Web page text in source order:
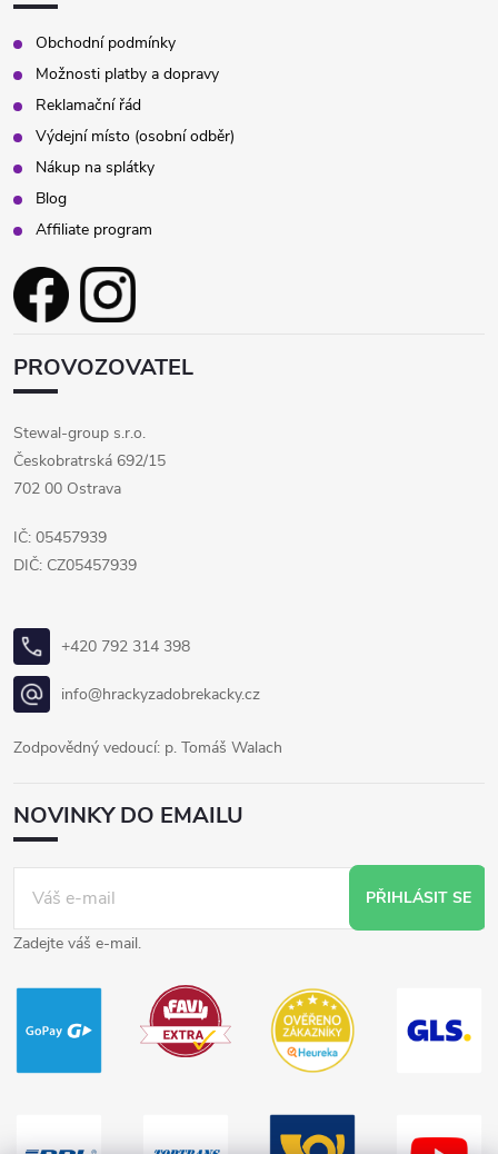
Obchodní podmínky
Možnosti platby a dopravy
Reklamační řád
Výdejní místo (osobní odběr)
Nákup na splátky
Blog
Affiliate program
PROVOZOVATEL
Stewal-group s.r.o.
Českobratrská 692/15
702 00 Ostrava
IČ: 05457939
DIČ: CZ05457939
+420 792 314 398
info@hrackyzadobrekacky.cz
Zodpovědný vedoucí: p. Tomáš Walach
NOVINKY DO EMAILU
PŘIHLÁSIT SE
Zadejte váš e-mail.